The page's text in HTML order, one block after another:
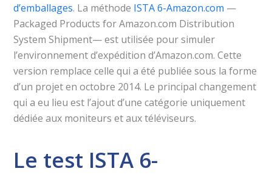
d’emballages. La méthode ISTA 6-Amazon.com —
Packaged Products for Amazon.com Distribution
System Shipment— est utilisée pour simuler
l’environnement d’expédition d’Amazon.com. Cette
version remplace celle qui a été publiée sous la forme
d’un projet en octobre 2014. Le principal changement
qui a eu lieu est l’ajout d’une catégorie uniquement
dédiée aux moniteurs et aux téléviseurs.
Le test ISTA 6-